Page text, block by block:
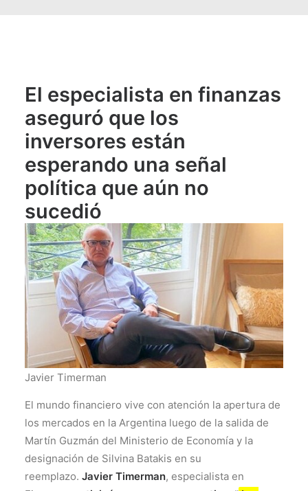
El especialista en finanzas
aseguró que los
inversores están
esperando una señal
política que aún no
sucedió
Javier Timerman
El mundo financiero vive con atención la apertura de
los mercados en la Argentina luego de la salida de
Martín Guzmán del Ministerio de Economía y la
designación de Silvina Batakis en su
reemplazo. Javier Timerman, especialista en